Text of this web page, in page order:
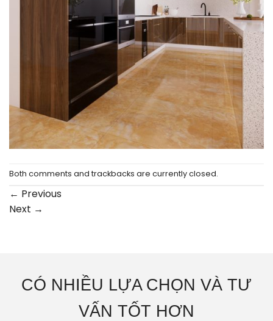
Both comments and trackbacks are currently closed.
← Previous
Next →
CÓ NHIỀU LỰA CHỌN VÀ TƯ
VẤN TỐT HƠN